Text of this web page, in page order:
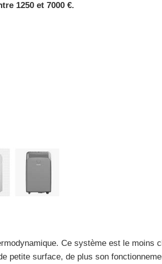
1250 et 7000 €.
Ce système est le moins
petite surface, de plus son